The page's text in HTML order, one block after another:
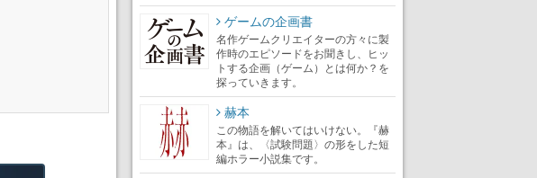
ゲームの企画書
名作ゲームクリエイターの方々に製
作時のエピソードをお聞きし、ヒッ
トする企画（ゲーム）とは何か？を
探っていきます。
赫本
この物語を解いてはいけない。『赫
本』は、〈試験問題〉の形をした短
編ホラー小説集です。